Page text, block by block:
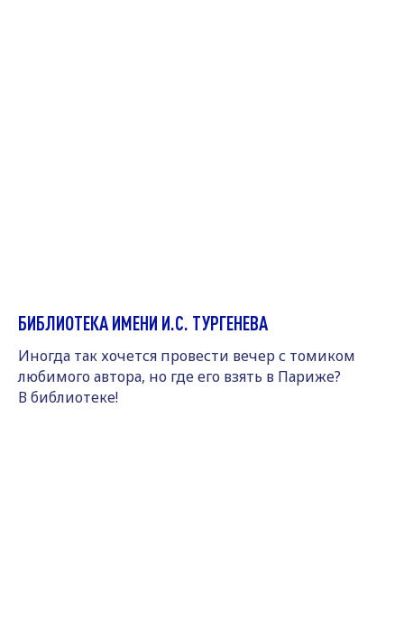
БИБЛИОТЕКА ИМЕНИ И.С. ТУРГЕНЕВА
Иногда так хочется провести вечер с томиком
любимого автора, но где его взять в Париже?
В библиотеке!